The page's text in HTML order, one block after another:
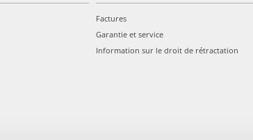
Factures
Garantie et service
Information sur le droit de rétractation